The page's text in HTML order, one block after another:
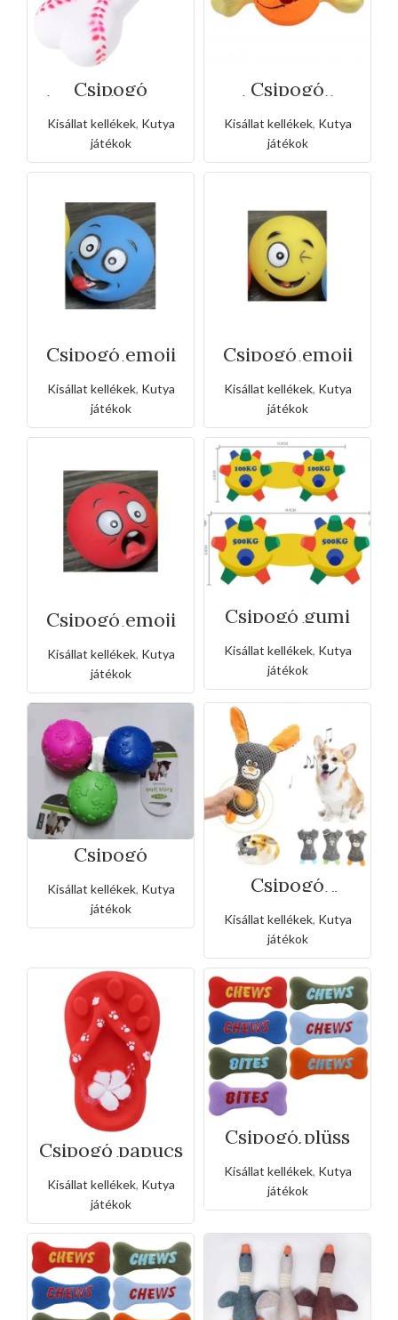
Csipogó
baseball csont
kutyáknak
Kisállat kellékek, Kutya
játékok
Csipogó
basketball
csont
kutyáknak
Kisállat kellékek, Kutya
játékok
Csipogó emoji
labda
kutyáknak
Kisállat kellékek, Kutya
játékok
Csipogó emoji
labda
kutyáknak
Kisállat kellékek, Kutya
játékok
Csipogó emoji
labda
kutyáknak
Kisállat kellékek, Kutya
játékok
Csipogó gumi
súlyzó-kicsi
Kisállat kellékek, Kutya
játékok
Csipogó
mancsnyomos
labda
Kisállat kellékek, Kutya
játékok
Csipogó
nyitófüles plüss
kisállat
Kisállat kellékek, Kutya
játékok
Csipogó papucs
kutyáknak
Kisállat kellékek, Kutya
játékok
Csipogó plüss
csont játék-
kicsi
Kisállat kellékek, Kutya
játékok